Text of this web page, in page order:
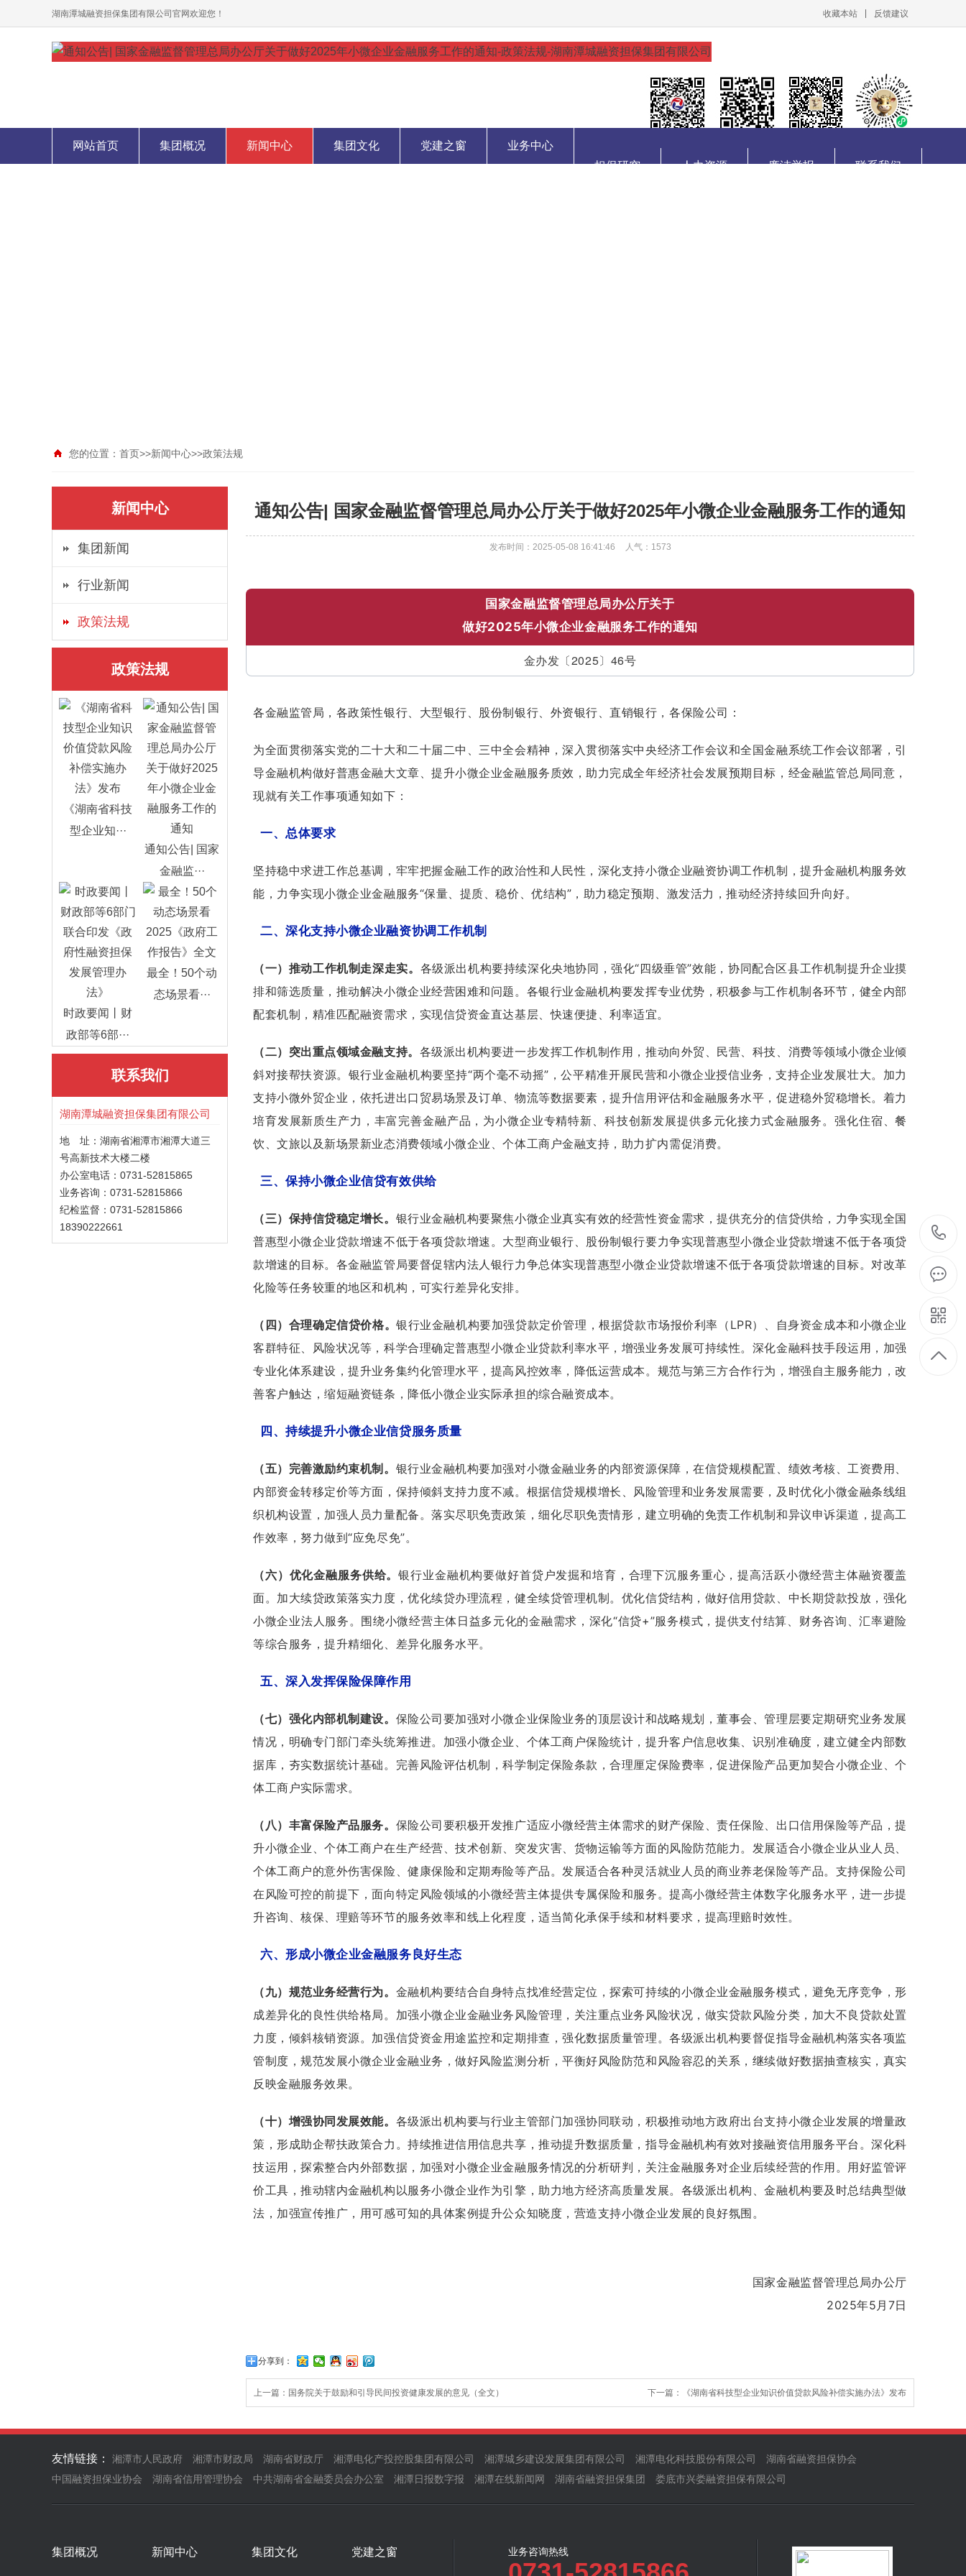
湖南潭城融资担保集团有限公司官网欢迎您！ 收藏本站 反馈建议
网站首页 集团概况 新闻中心 集团文化 党建之窗
业务中心
担保研究
人力资源 廉洁举报 联系我们
您的位置： 首页>>新闻中心>>政策法规
新闻中心
集团新闻
行业新闻
政策法规
政策法规
《湖南省科技
型企业知···
通知公告| 国家
金融监···
时政要闻丨财
政部等6部···
最全！50个动
态场景看···
联系我们
湖南潭城融资担保集团有限公司
地 址：湖南省湘潭市湘潭大道三
号高新技术大楼二楼
办公室电话：0731-52815865
业务咨询：0731-52815866
纪检监督：0731-52815866
18390222661
通知公告| 国家金融监督管理总局办公厅关于做好2025年小微企业金融服务工作的通知
发布时间：2025-05-08 16:41:46 人气： 1573
国家金融监督管理总局办公厅关于
做好2025年小微企业金融服务工作的通知
金办发〔2025〕46号
各金融监管局，各政策性银行、大型银行、股份制银行、外资银行、直销银行，各保险公司：
为全面贯彻落实党的二十大和二十届二中、三中全会精神，深入贯彻落实中央经济工作会议和全国金融系统工作会议部署，引
导金融机构做好普惠金融大文章、提升小微企业金融服务质效，助力完成全年经济社会发展预期目标，经金融监管总局同意，
现就有关工作事项通知如下：
一、总体要求
坚持稳中求进工作总基调，牢牢把握金融工作的政治性和人民性，深化支持小微企业融资协调工作机制，提升金融机构服务效
能，力争实现小微企业金融服务“保量、提质、稳价、优结构”，助力稳定预期、激发活力，推动经济持续回升向好。
二、深化支持小微企业融资协调工作机制
（一）推动工作机制走深走实。 各级派出机构要持续深化央地协同，强化“四级垂管”效能，协同配合区县工作机制提升企业摸
排和筛选质量，推动解决小微企业经营困难和问题。各银行业金融机构要发挥专业优势，积极参与工作机制各环节，健全内部
配套机制，精准匹配融资需求，实现信贷资金直达基层、快速便捷、利率适宜。
（二）突出重点领域金融支持。 各级派出机构要进一步发挥工作机制作用，推动向外贸、民营、科技、消费等领域小微企业倾
斜对接帮扶资源。银行业金融机构要坚持“两个毫不动摇”，公平精准开展民营和小微企业授信业务，支持企业发展壮大。加力
支持小微外贸企业，依托进出口贸易场景及订单、物流等数据要素，提升信用评估和金融服务水平，促进稳外贸稳增长。着力
培育发展新质生产力，丰富完善金融产品，为小微企业专精特新、科技创新发展提供多元化接力式金融服务。强化住宿、餐
饮、文旅以及新场景新业态消费领域小微企业、个体工商户金融支持，助力扩内需促消费。
三、保持小微企业信贷有效供给
（三）保持信贷稳定增长。 银行业金融机构要聚焦小微企业真实有效的经营性资金需求，提供充分的信贷供给，力争实现全国
普惠型小微企业贷款增速不低于各项贷款增速。大型商业银行、股份制银行要力争实现普惠型小微企业贷款增速不低于各项贷
款增速的目标。各金融监管局要督促辖内法人银行力争总体实现普惠型小微企业贷款增速不低于各项贷款增速的目标。对改革
化险等任务较重的地区和机构，可实行差异化安排。
（四）合理确定信贷价格。银行业金融机构要加强贷款定价管理，根据贷款市场报价利率（LPR）、自身资金成本和小微企业
客群特征、风险状况等，科学合理确定普惠型小微企业贷款利率水平，增强业务发展可持续性。深化金融科技手段运用，加强
专业化体系建设，提升业务集约化管理水平，提高风控效率，降低运营成本。规范与第三方合作行为，增强自主服务能力，改
善客户触达，缩短融资链条，降低小微企业实际承担的综合融资成本。
四、持续提升小微企业信贷服务质量
（五）完善激励约束机制。 银行业金融机构要加强对小微金融业务的内部资源保障，在信贷规模配置、绩效考核、工资费用、
内部资金转移定价等方面，保持倾斜支持力度不减。根据信贷规模增长、风险管理和业务发展需要，及时优化小微金融条线组
织机构设置，加强人员力量配备。落实尽职免责政策，细化尽职免责情形，建立明确的免责工作机制和异议申诉渠道，提高工
作效率，努力做到“应免尽免”。
（六）优化金融服务供给。银行业金融机构要做好首贷户发掘和培育，合理下沉服务重心，提高活跃小微经营主体融资覆盖
面。加大续贷政策落实力度，优化续贷办理流程，健全续贷管理机制。优化信贷结构，做好信用贷款、中长期贷款投放，强化
小微企业法人服务。围绕小微经营主体日益多元化的金融需求，深化“信贷+”服务模式，提供支付结算、财务咨询、汇率避险
等综合服务，提升精细化、差异化服务水平。
五、深入发挥保险保障作用
（七）强化内部机制建设。 保险公司要加强对小微企业保险业务的顶层设计和战略规划，董事会、管理层要定期研究业务发展
情况，明确专门部门牵头统筹推进。加强小微企业、个体工商户保险统计，提升客户信息收集、识别准确度，建立健全内部数
据库，夯实数据统计基础。完善风险评估机制，科学制定保险条款，合理厘定保险费率，促进保险产品更加契合小微企业、个
体工商户实际需求。
（八）丰富保险产品服务。 保险公司要积极开发推广适应小微经营主体需求的财产保险、责任保险、出口信用保险等产品，提
升小微企业、个体工商户在生产经营、技术创新、突发灾害、货物运输等方面的风险防范能力。发展适合小微企业从业人员、
个体工商户的意外伤害保险、健康保险和定期寿险等产品。发展适合各种灵活就业人员的商业养老保险等产品。支持保险公司
在风险可控的前提下，面向特定风险领域的小微经营主体提供专属保险和服务。提高小微经营主体数字化服务水平，进一步提
升咨询、核保、理赔等环节的服务效率和线上化程度，适当简化承保手续和材料要求，提高理赔时效性。
六、形成小微企业金融服务良好生态
（九）规范业务经营行为。 金融机构要结合自身特点找准经营定位，探索可持续的小微企业金融服务模式，避免无序竞争，形
成差异化的良性供给格局。加强小微企业金融业务风险管理，关注重点业务风险状况，做实贷款风险分类，加大不良贷款处置
力度，倾斜核销资源。加强信贷资金用途监控和定期排查，强化数据质量管理。各级派出机构要督促指导金融机构落实各项监
管制度，规范发展小微企业金融业务，做好风险监测分析，平衡好风险防范和风险容忍的关系，继续做好数据抽查核实，真实
反映金融服务效果。
（十）增强协同发展效能。 各级派出机构要与行业主管部门加强协同联动，积极推动地方政府出台支持小微企业发展的增量政
策，形成助企帮扶政策合力。持续推进信用信息共享，推动提升数据质量，指导金融机构有效对接融资信用服务平台。深化科
技运用，探索整合内外部数据，加强对小微企业金融服务情况的分析研判，关注金融服务对企业后续经营的作用。用好监管评
价工具，推动辖内金融机构以服务小微企业作为引擎，助力地方经济高质量发展。各级派出机构、金融机构要及时总结典型做
法，加强宣传推广，用可感可知的具体案例提升公众知晓度，营造支持小微企业发展的良好氛围。
国家金融监督管理总局办公厅
2025年5月7日
分享到：
上一篇： 国务院关于鼓励和引导民间投资健康发展的意见（全文） 下一篇： 《湖南省科技型企业知识价值贷款风险补偿实施办法》发布
友情链接： 湘潭市人民政府 湘潭市财政局 湖南省财政厅 湘潭电化产投控股集团有限公司 湘潭城乡建设发展集团有限公司 湘潭电化科技股份有限公司
湖南省融资担保协会
中国融资担保业协会
湖南省信用管理协会 中共湖南省金融委员会办公室 湘潭日报数字报 湘潭在线新闻网 湖南省融资担保集团 娄底市兴娄融资担保有限公司
集团概况 新闻中心 集团文化 党建之窗 业务咨询热线